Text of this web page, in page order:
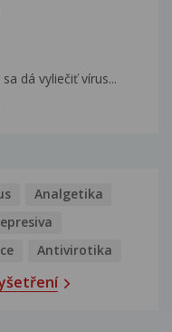
dá vyliečiť vírus...
Analgetika
Antivirotika